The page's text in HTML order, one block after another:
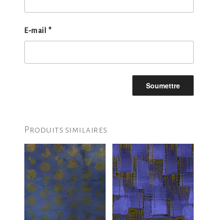
E-mail *
Produits similaires